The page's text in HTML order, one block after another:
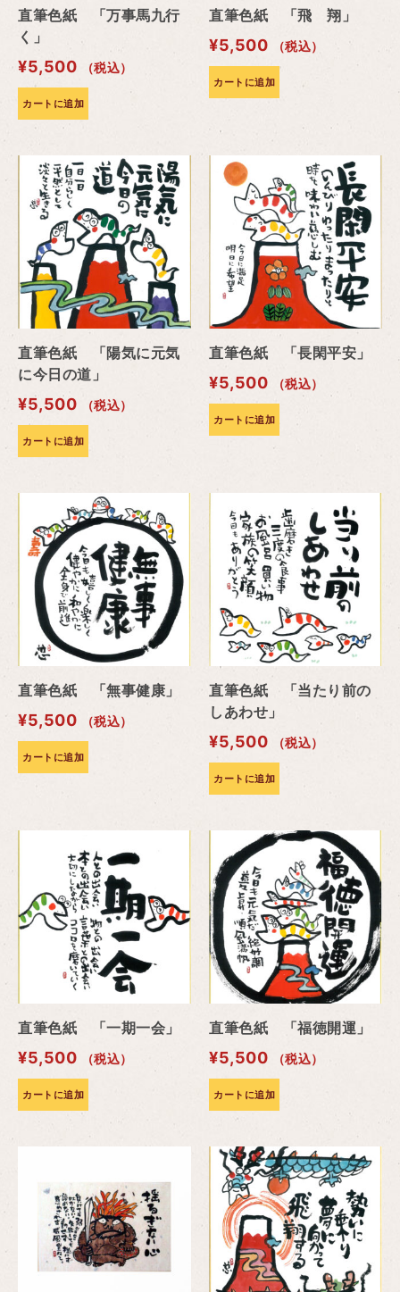
直筆色紙 「万事馬九行
く」
¥5,500 （税込）
カートに追加
直筆色紙 「飛 翔」
¥5,500 （税込）
カートに追加
直筆色紙 「陽気に元気
に今日の道」
¥5,500 （税込）
カートに追加
直筆色紙 「長閑平安」
¥5,500 （税込）
カートに追加
直筆色紙 「無事健康」
¥5,500 （税込）
カートに追加
直筆色紙 「当たり前の
しあわせ」
¥5,500 （税込）
カートに追加
直筆色紙 「一期一会」
¥5,500 （税込）
カートに追加
直筆色紙 「福徳開運」
¥5,500 （税込）
カートに追加